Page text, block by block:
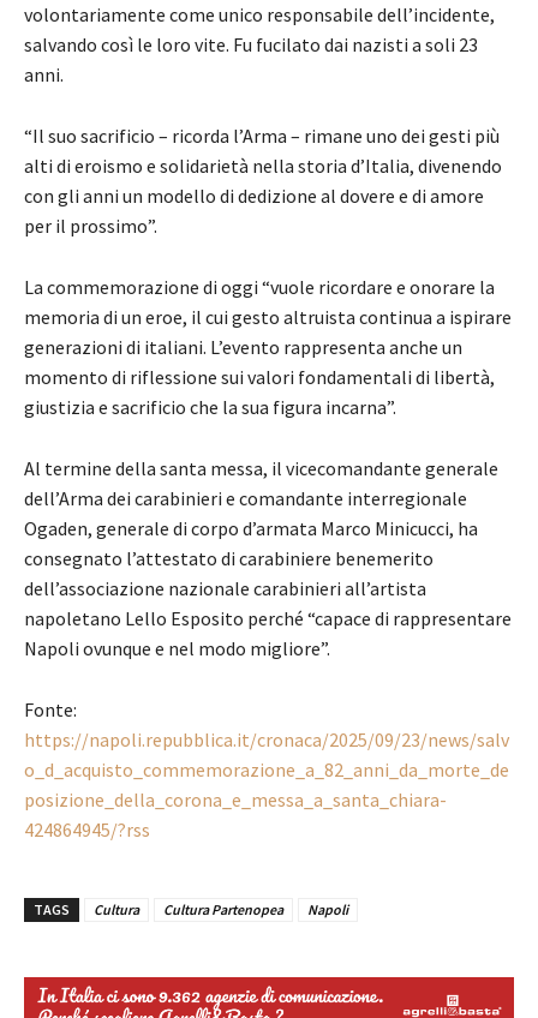
volontariamente come unico responsabile dell’incidente,
salvando così le loro vite. Fu fucilato dai nazisti a soli 23
anni.
“Il suo sacrificio – ricorda l’Arma – rimane uno dei gesti più
alti di eroismo e solidarietà nella storia d’Italia, divenendo
con gli anni un modello di dedizione al dovere e di amore
per il prossimo”.
La commemorazione di oggi “vuole ricordare e onorare la
memoria di un eroe, il cui gesto altruista continua a ispirare
generazioni di italiani. L’evento rappresenta anche un
momento di riflessione sui valori fondamentali di libertà,
giustizia e sacrificio che la sua figura incarna”.
Al termine della santa messa, il vicecomandante generale
dell’Arma dei carabinieri e comandante interregionale
Ogaden, generale di corpo d’armata Marco Minicucci, ha
consegnato l’attestato di carabiniere benemerito
dell’associazione nazionale carabinieri all’artista
napoletano Lello Esposito perché “capace di rappresentare
Napoli ovunque e nel modo migliore”.
Fonte:
https://napoli.repubblica.it/cronaca/2025/09/23/news/salv
o_d_acquisto_commemorazione_a_82_anni_da_morte_de
posizione_della_corona_e_messa_a_santa_chiara-
424864945/?rss
TAGS Cultura Cultura Partenopea Napoli